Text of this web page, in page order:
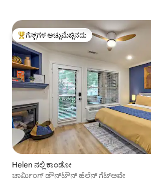
ಗೆಸ್ಟ್‌ಗಳಿಗೆ ಅತಿ ಹೆಚ್ಚು ಅಚ್ಚುಮೆಚ್ಚಿನದು
ಗೆಸ್ಟ್‌ಗಳ ಅಚ್ಚುಮೆಚ್ಚಿನದು
Helen ನಲ್ಲಿ ಕಾಂಡೋ
ಚಾರ್ಮಿಂಗ್ ಡೌನ್‌ಟೌನ್ ಹೆಲೆನ್ ಗೆಟ್‌ಅವೇ